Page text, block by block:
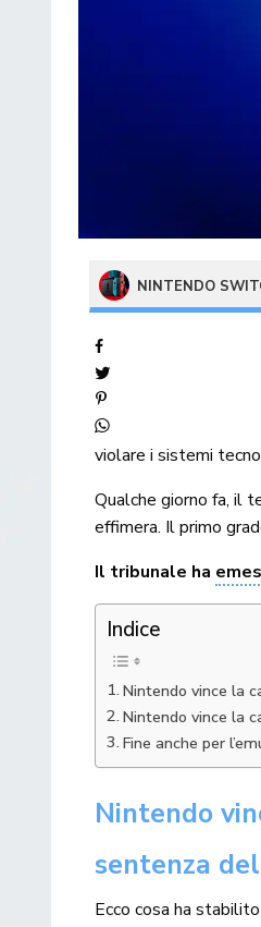
NINTENDO
violare i sistemi
Qualche giorno fa, il
effimera. Il primo
Il tribunale ha
Indice
Nintendo vince la
Nintendo vince la
Fine anche per
Nintendo
sentenza
Ecco cosa ha